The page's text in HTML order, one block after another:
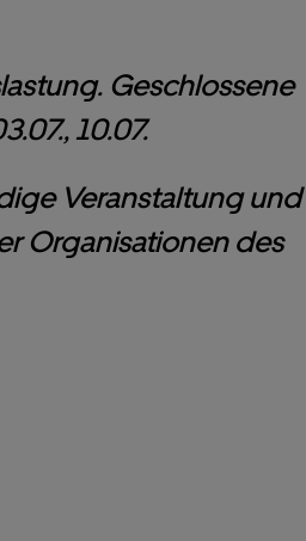
Geschlossene
10.07.
Veranstaltung und
Organisationen des